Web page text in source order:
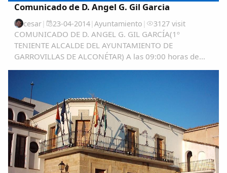
Comunicado de D. Angel G. Gil Garcia
cesar| 23-04-2014| Ayuntamiento | 3127 visit
COMUNICADO DE D. ANGEL G. GIL GARCÍA(1º
TENIENTE ALCALDE DEL AYUNTAMIENTO DE
GARROVILLAS DE ALCONÉTAR) A las 09:00 horas de
que hace...